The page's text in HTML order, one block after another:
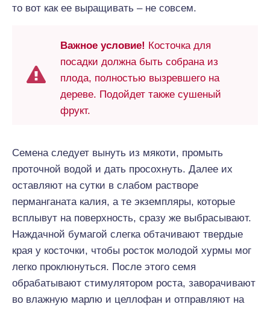
то вот как ее выращивать – не совсем.
Важное условие! Косточка для
посадки должна быть собрана из
плода, полностью вызревшего на
дереве. Подойдет также сушеный
фрукт.
Семена следует вынуть из мякоти, промыть
проточной водой и дать просохнуть. Далее их
оставляют на сутки в слабом растворе
перманганата калия, а те экземпляры, которые
всплывут на поверхность, сразу же выбрасывают.
Наждачной бумагой слегка обтачивают твердые
края у косточки, чтобы росток молодой хурмы мог
легко проклюнуться. После этого семя
обрабатывают стимулятором роста, заворачивают
во влажную марлю и целлофан и отправляют на